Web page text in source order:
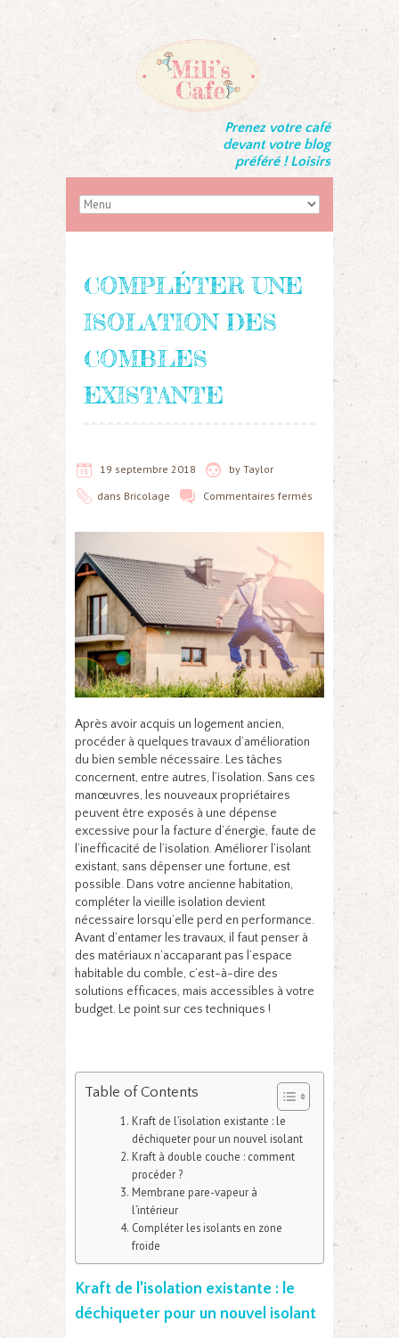
Prenez votre café
devant votre blog
préféré ! Loisirs
COMPLÉTER UNE
ISOLATION DES
COMBLES
EXISTANTE
19 septembre 2018 by Taylor
dans Bricolage Commentaires fermés
Après avoir acquis un logement ancien,
procéder à quelques travaux d’amélioration
du bien semble nécessaire. Les tâches
concernent, entre autres, l’isolation. Sans ces
manœuvres, les nouveaux propriétaires
peuvent être exposés à une dépense
excessive pour la facture d’énergie, faute de
l’inefficacité de l’isolation. Améliorer l’isolant
existant, sans dépenser une fortune, est
possible. Dans votre ancienne habitation,
compléter la vieille isolation devient
nécessaire lorsqu’elle perd en performance.
Avant d’entamer les travaux, il faut penser à
des matériaux n’accaparant pas l’espace
habitable du comble, c’est-à-dire des
solutions efficaces, mais accessibles à votre
budget. Le point sur ces techniques !
Table of Contents
Kraft de l’isolation existante : le
déchiqueter pour un nouvel isolant
Kraft à double couche : comment
procéder ?
Membrane pare-vapeur à
l’intérieur
Compléter les isolants en zone
froide
Kraft de l’isolation existante : le
déchiqueter pour un nouvel isolant